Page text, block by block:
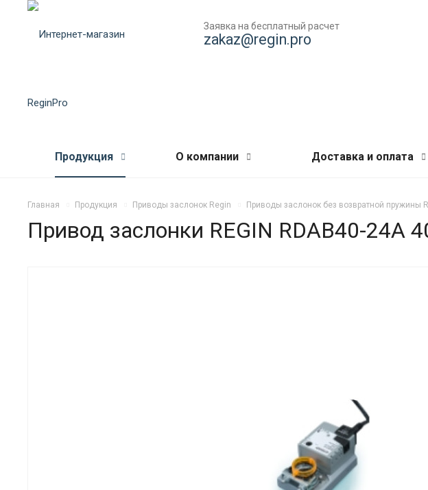
Заявка на бесплатный расчет
zakaz@regin.pro
Продукция О компании Доставка и оплата
Главная Продукция Приводы заслонок Regin Приводы заслонок без возвратной пружины
Привод заслонки REGIN RDAB40-24A